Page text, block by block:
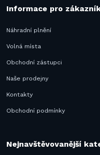
Informace pro
Náhradní plnění
Volná místa
Obchodní zástupci
Naše prodejny
Kontakty
Obchodní podmínky
Nejnavštěvovanější